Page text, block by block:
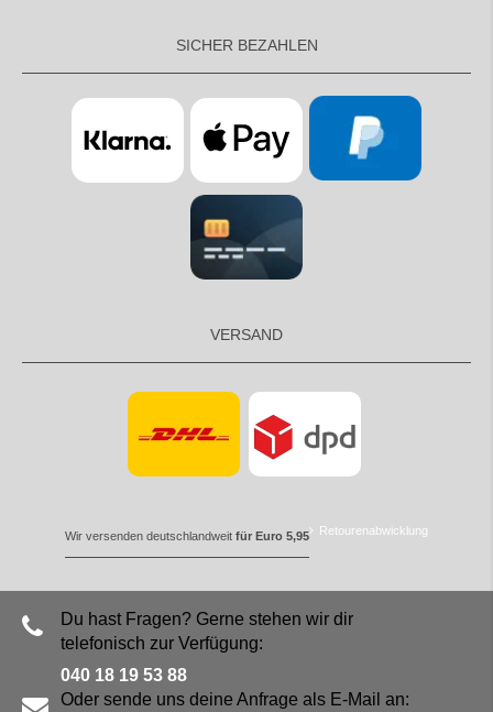
SICHER BEZAHLEN
VERSAND
Wir versenden deutschlandweit für Euro 5,95 Retourenabwicklung
Du hast Fragen? Gerne stehen wir dir
telefonisch zur Verfügung:
040 18 19 53 88
Oder sende uns deine Anfrage als E-Mail an: